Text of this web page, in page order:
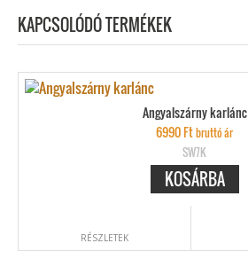
KAPCSOLÓDÓ TERMÉKEK
Angyalszárny karlánc
6990Ftbruttó ár
SW7K
KOSÁRBA
RÉSZLETEK